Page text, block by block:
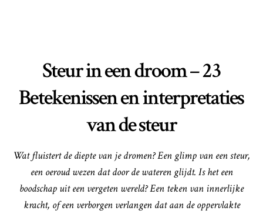
Steur in een droom – 23
Betekenissen en interpretaties
van de steur
Wat fluistert de diepte van je dromen? Een glimp van een steur,
een oeroud wezen dat door de wateren glijdt. Is het een
boodschap uit een vergeten wereld? Een teken van innerlijke
kracht, of een verborgen verlangen dat aan de oppervlakte